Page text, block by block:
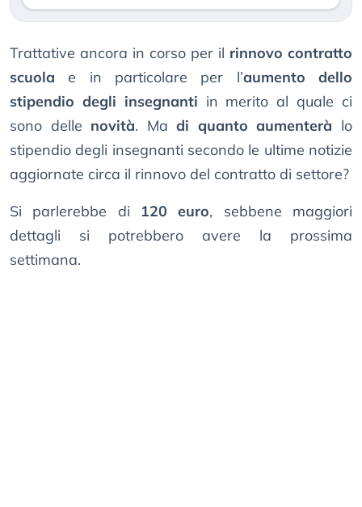
Trattative ancora in corso per il rinnovo contratto
scuola e in particolare per l’aumento dello
stipendio degli insegnanti in merito al quale ci
sono delle novità. Madi quanto aumenterà lo
stipendio degli insegnanti secondo le ultime notizie
aggiornate circa il rinnovo del contratto di settore?
Si parlerebbe di 120 euro, sebbene maggiori
dettagli si potrebbero avere la prossima
settimana.